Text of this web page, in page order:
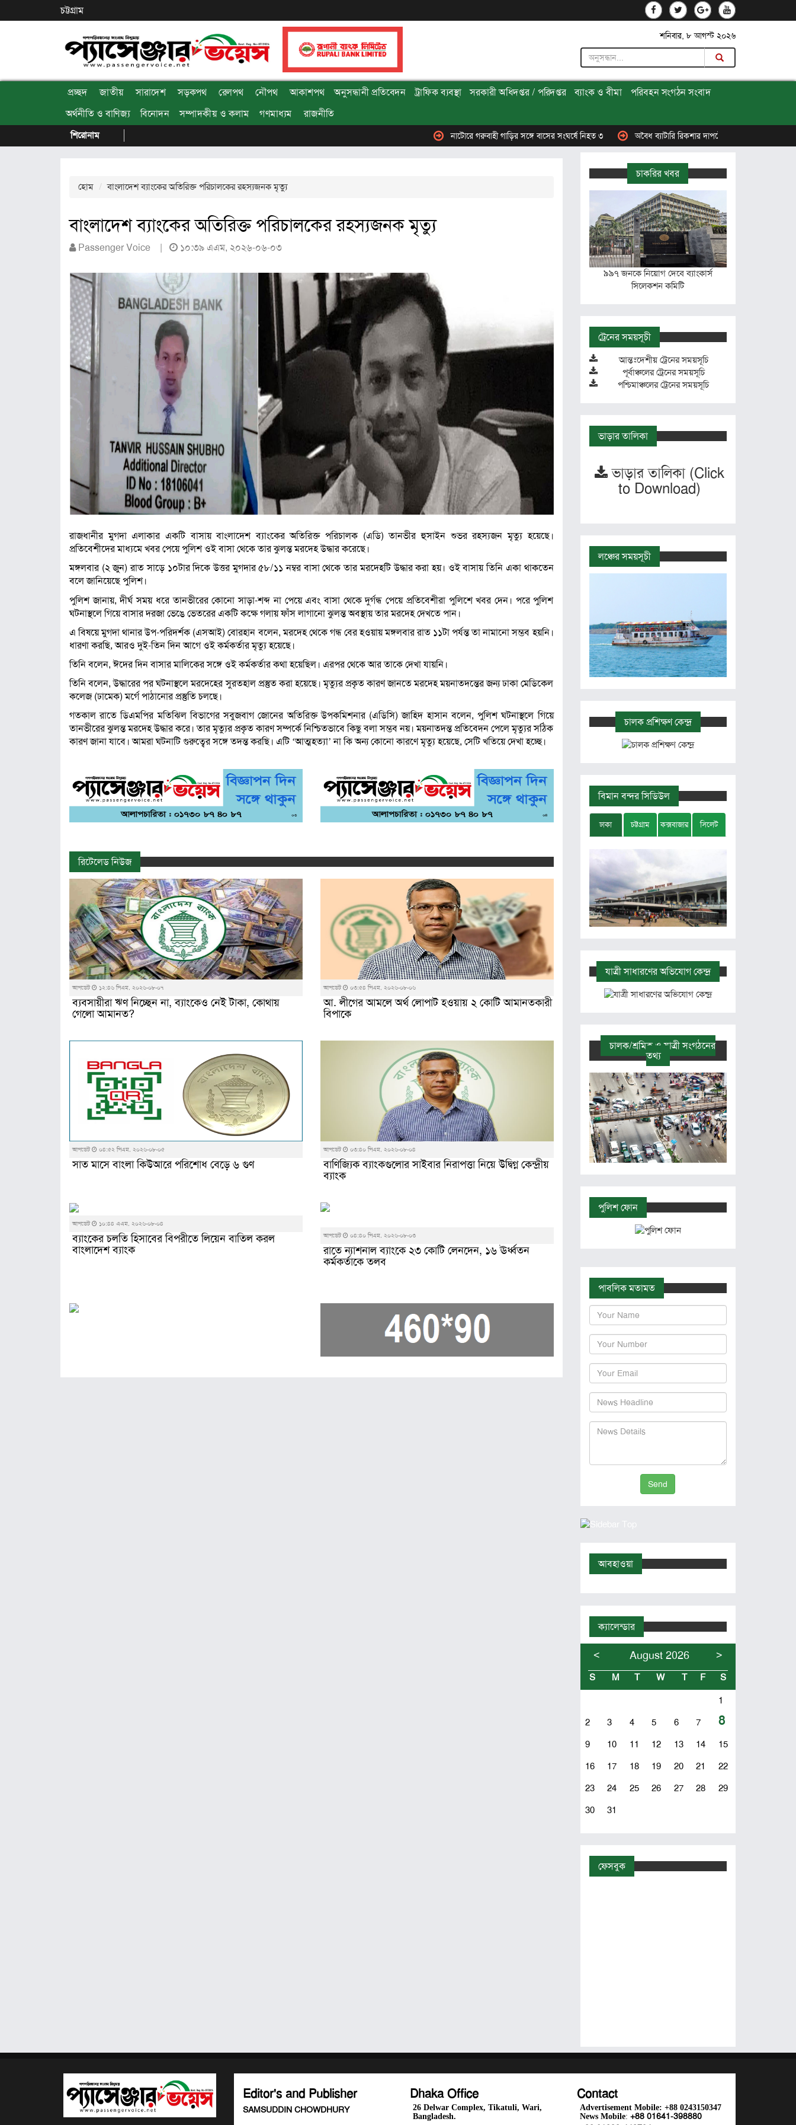
চট্টগ্রাম
শনিবার, ৮ আগস্ট ২০২৬
প্রচ্ছদ জাতীয় সারাদেশ সড়কপথ রেলপথ নৌপথ আকাশপথ অনুসন্ধানী প্রতিবেদন ট্রাফিক ব্যবস্থা সরকারী অধিদপ্তর / পরিদপ্তর ব্যাংক ও বীমা
পরিবহন সংগঠন সংবাদ
অর্থনীতি ও বাণিজ্য
বিনোদন সম্পাদকীয় ও কলাম গণমাধ্যম রাজনীতি
শিরোনাম নাটোরে গরুবাহী গাড়ির সঙ্গে বাসের সংঘর্ষে নিহত ৩ অবৈধ ব্যাটারি রিকশার দাপটে হারিয়ে যাচ্ছে প্যাডেল রিকশা,চুরি হচ্ছে
হোম বাংলাদেশ ব্যাংকের অতিরিক্ত পরিচালকের রহস্যজনক মৃত্যু
বাংলাদেশ ব্যাংকের অতিরিক্ত পরিচালকের রহস্যজনক মৃত্যু
Passenger Voice | ১০:৩৯ এএম, ২০২৬-০৬-০৩
রাজধানীর মুগদা এলাকার একটি বাসায় বাংলাদেশ ব্যাংকের অতিরিক্ত পরিচালক (এডি) তানভীর হুসাইন শুভর রহস্যজন মৃত্যু হয়েছে।
প্রতিবেশীদের মাধ্যমে খবর পেয়ে পুলিশ ওই বাসা থেকে তার ঝুলন্ত মরদেহ উদ্ধার করেছে।
মঙ্গলবার (২ জুন) রাত সাড়ে ১০টার দিকে উত্তর মুগদার ৫৮/১১ নম্বর বাসা থেকে তার মরদেহটি উদ্ধার করা হয়। ওই বাসায় তিনি একা থাকতেন
বলে জানিয়েছে পুলিশ।
পুলিশ জানায়, দীর্ঘ সময় ধরে তানভীরের কোনো সাড়া-শব্দ না পেয়ে এবং বাসা থেকে দুর্গন্ধ পেয়ে প্রতিবেশীরা পুলিশে খবর দেন। পরে পুলিশ
ঘটনাস্থলে গিয়ে বাসার দরজা ভেঙে ভেতরের একটি কক্ষে গলায় ফাঁস লাগানো ঝুলন্ত অবস্থায় তার মরদেহ দেখতে পান।
এ বিষয়ে মুগদা থানার উপ-পরিদর্শক (এসআই) বোরহান বলেন, মরদেহ থেকে গন্ধ বের হওয়ায় মঙ্গলবার রাত ১১টা পর্যন্ত তা নামানো সম্ভব হয়নি।
ধারণা করছি, আরও দুই-তিন দিন আগে ওই কর্মকর্তার মৃত্যু হয়েছে।
তিনি বলেন, ঈদের দিন বাসার মালিকের সঙ্গে ওই কর্মকর্তার কথা হয়েছিল। এরপর থেকে আর তাকে দেখা যায়নি।
তিনি বলেন, উদ্ধারের পর ঘটনাস্থলে মরদেহের সুরতহাল প্রস্তুত করা হয়েছে। মৃত্যুর প্রকৃত কারণ জানতে মরদেহ ময়নাতদন্তের জন্য ঢাকা মেডিকেল
কলেজ (ঢামেক) মর্গে পাঠানোর প্রস্তুতি চলছে।
গতকাল রাতে ডিএমপির মতিঝিল বিভাগের সবুজবাগ জোনের অতিরিক্ত উপকমিশনার (এডিসি) জাহিদ হাসান বলেন, পুলিশ ঘটনাস্থলে গিয়ে
তানভীরের ঝুলন্ত মরদেহ উদ্ধার করে। তার মৃত্যুর প্রকৃত কারণ সম্পর্কে নিশ্চিতভাবে কিছু বলা সম্ভব নয়। ময়নাতদন্ত প্রতিবেদন পেলে মৃত্যুর সঠিক
কারণ জানা যাবে। আমরা ঘটনাটি গুরুত্বের সঙ্গে তদন্ত করছি। এটি ‘আত্মহত্যা’ না কি অন্য কোনো কারণে মৃত্যু হয়েছে, সেটি খতিয়ে দেখা হচ্ছে।
রিটেলেড নিউজ
আপডেট ১২:৪৬ পিএম, ২০২৬-০৮-০৭
ব্যবসায়ীরা ঋণ নিচ্ছেন না, ব্যাংকেও নেই টাকা, কোথায়
গেলো আমানত?
আপডেট ০৩:৫৪ পিএম, ২০২৬-০৮-০৬
আ. লীগের আমলে অর্থ লোপাট হওয়ায় ২ কোটি আমানতকারী
বিপাকে
আপডেট ০৪:৫২ পিএম, ২০২৬-০৮-০৫
সাত মাসে বাংলা কিউআরে পরিশােধ বেড়ে ৬ গুণ
আপডেট ০৩:৪০ পিএম, ২০২৬-০৮-০৪
বাণিজ্যিক ব্যাংকগুলোর সাইবার নিরাপত্তা নিয়ে উদ্বিগ্ন কেন্দ্রীয়
ব্যাংক
আপডেট ১০:৪৪ এএম, ২০২৬-০৮-০৪
ব্যাংকের চলতি হিসাবের বিপরীতে লিয়েন বাতিল করল
বাংলাদেশ ব্যাংক
আপডেট ০৪:৪০ পিএম, ২০২৬-০৮-০৩
রাতে ন্যাশনাল ব্যাংকে ২৩ কোটি লেনদেন, ১৬ ঊর্ধ্বতন
কর্মকর্তাকে তলব
চাকরির খবর
৯৯৭ জনকে নিয়োগ দেবে ব্যাংকার্স
সিলেকশন কমিটি
ট্রেনের সময়সূচী
আন্তঃদেশীয় ট্রেনের সময়সূচি
পূর্বাঞ্চলের ট্রেনের সময়সূচি
পশ্চিমাঞ্চলের ট্রেনের সময়সূচি
ভাড়ার তালিকা
ভাড়ার তালিকা (Click
to Download)
লঞ্চের সময়সূচী
চালক প্রশিক্ষণ কেন্দ্র
বিমান বন্দর সিডিউল
ঢাকা চট্টগ্রাম কক্সবাজার সিলেট
যাত্রী সাধারণের অভিযোগ কেন্দ্র
চালক/শ্রমিক ও যাত্রী সংগঠনের
তথ্য
পুলিশ ফোন
পাবলিক মতামত
Send
আবহাওয়া
ক্যালেন্ডার
< August 2026 >
S M T W T F
S
1
2
3 4 5 6 7 8
9 10 11 12 13 14
15
16
17 18 19 20 21
22
23
24 25 26 27 28
29
30
31
ফেসবুক
Editor's and Publisher
SAMSUDDIN CHOWDHURY
Dhaka Office
26 Delwar Complex, Tikatuli, Wari,
Bangladesh.
Contact
Advertisement Mobile: +88 0243150347
News Mobile:+88 01641-398880